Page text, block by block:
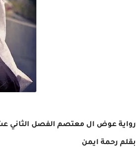
رواية عوض ال معتصم الفصل الثاني عشر
بقلم رحمة ايمن